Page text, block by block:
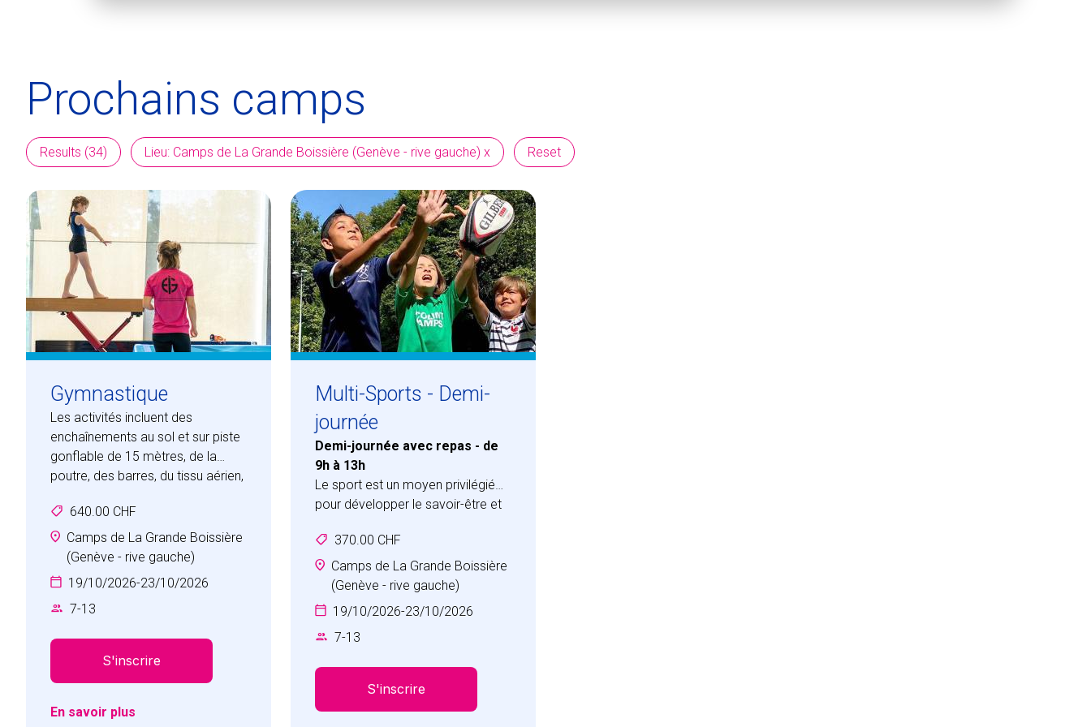
Prochains camps
Results (34) Lieu: Camps de La Grande Boissière (Genève - rive gauche) x Reset
Gymnastique
Les activités incluent des
enchaînements au sol et sur piste
gonflable de 15 mètres, de la
poutre, des barres, du tissu aérien,
la direction du coach de
gymnastique de l'école, l'accent
sera mis sur la réussite de chacun
dans une ambiance ludique et
stimulante, et qui développe la
confiance en soi, le respect de soi
leur force, leur souplesse et la
s’amusant et en accomplissant
640.00 CHF
Camps de La Grande Boissière
(Genève - rive gauche)
19/10/2026-23/10/2026
7-13
S'inscrire
En savoir plus
Multi-Sports - Demi-
journée
Demi-journée avec repas - de
9h à 13h
Le sport est un moyen privilégié
pour développer le savoir-être et
encadrement judicieux que nous
favorisons chez les participants un
sentiment de réussite, de
valorisation personnelle et de
satisfaction à travailler avec les
autres dans un esprit d’équipe.
développeront les qualités
370.00 CHF
Camps de La Grande Boissière
(Genève - rive gauche)
19/10/2026-23/10/2026
7-13
S'inscrire